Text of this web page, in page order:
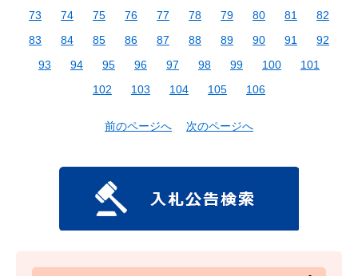
73
74 75 76 77 78 79 80 81
82
83
84 85 86 87 88 89 90 91
92
93
94 95 96 97 98 99 100
101
102
103 104 105 106
前のページへ 次のページへ